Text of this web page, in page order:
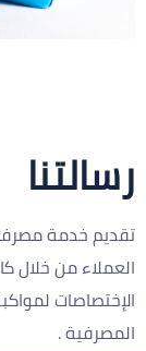
رسالتنا
تقديم خدمة
العملاء من خلال
الإختصاصات
المصرفية .